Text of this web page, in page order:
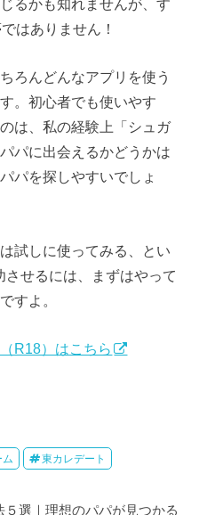
るかも知れませんが、す
はありません！
ろんどんなアプリを使う
。初心者でも使いやす
は、私の経験上「シュガ
パに出会えるかどうかは
パを探しやすいでしょ
試しに使ってみる、とい
させるには、まずはやって
すよ。
R18）はこちら
ム 東カレデート
選｜理想のパパが見つかる